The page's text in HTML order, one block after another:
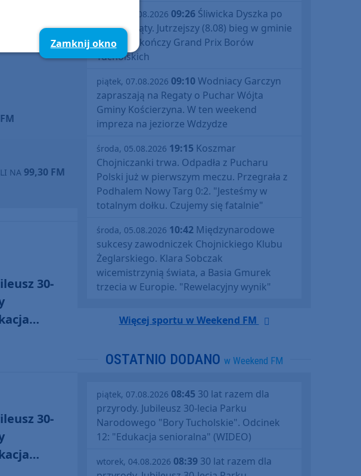
Weekend
NA 99,30 FM
30-
30-
piątek, 07.08.2026 09:26 Śliwicka Dyszka po
raz dziesiąty. Jutrzejszy (8.08) bieg w gminie
Śliwice zakończy Grand Prix Borów
Tucholskich
piątek, 07.08.2026 09:10Wodniacy Garczyn
zapraszają na Regaty o Puchar Wójta
Gminy Kościerzyna. W ten weekend
impreza na jeziorze Wdzydze
środa, 05.08.2026 19:15 Koszmar
Chojniczanki trwa. Odpadła z Pucharu
Polski już w pierwszym meczu. Przegrała z
Podhalem Nowy Targ 0:2. "Jesteśmy w
totalnym dołku. Czujemy się fatalnie"
środa, 05.08.2026 10:42 Międzynarodowe
sukcesy zawodniczek Chojnickiego Klubu
Żeglarskiego. Klara Sobczak
wicemistrzynią świata, a Basia Gmurek
trzecia w Europie. "Rewelacyjny wynik"
Więcej sportu w Weekend FM
OSTATNIO DODANO w Weekend FM
piątek, 07.08.2026 08:45 30 lat razem dla
przyrody. Jubileusz 30-lecia Parku
Narodowego "Bory Tucholskie". Odcinek
12: "Edukacja senioralna" (WIDEO)
wtorek, 04.08.2026 08:39 30 lat razem dla
Zamknij okno